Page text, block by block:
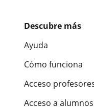
Descubre más
Ayuda
Cómo funciona
Acceso
Acceso a alumnos